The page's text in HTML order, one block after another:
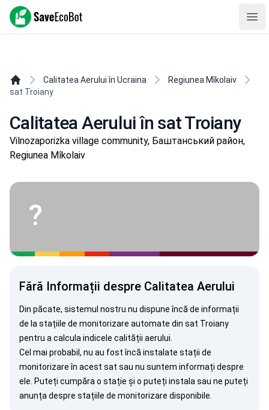
SaveEcoBot
Calitatea Aerului în Ucraina
Regiunea Mîkolaiv
sat Troiany
Calitatea Aerului în sat Troiany
Vilnozaporizka village community, Баштанський район,
Regiunea Mîkolaiv
?
Fără Informații despre Calitatea Aerului
Din păcate, sistemul nostru nu dispune încă de informații
de la stațiile de monitorizare automate din sat Troiany
pentru a calcula indicele calității aerului.
Cel mai probabil, nu au fost încă instalate stații de
monitorizare în acest sat sau nu suntem informați despre
ele. Puteți cumpăra o stație și o puteți instala sau ne puteți
anunța despre stațiile de monitorizare disponibile.